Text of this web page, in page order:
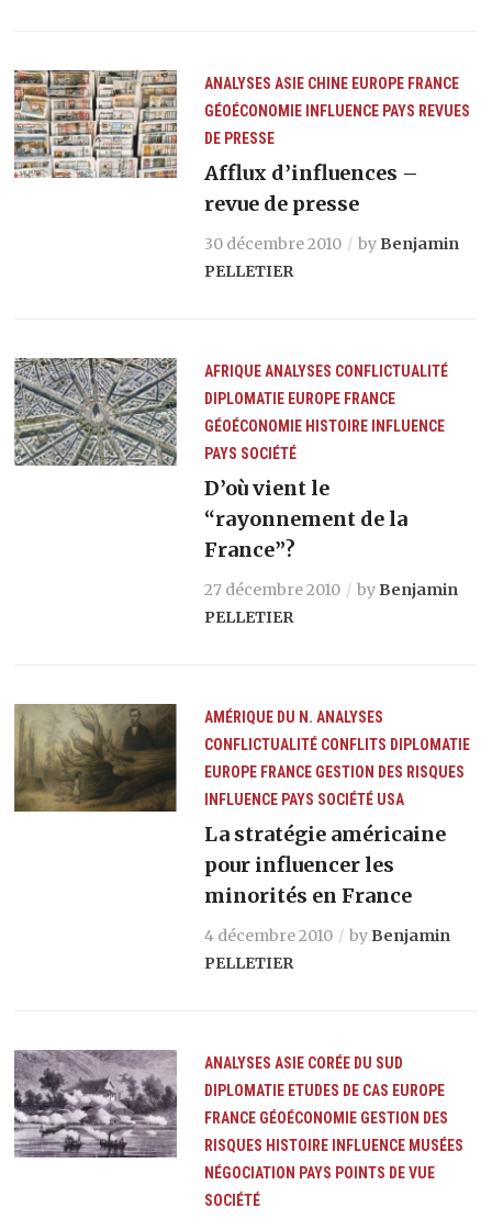
ANALYSES ASIE CHINE EUROPE FRANCE
GÉOÉCONOMIE
INFLUENCE PAYS REVUES
DE PRESSE
Afflux d’influences –
revue de presse
30 décembre 2010 by Benjamin
PELLETIER
AFRIQUEANALYSES CONFLICTUALITÉ
DIPLOMATIE EUROPE FRANCE
GÉOÉCONOMIE HISTOIRE
INFLUENCE
PAYS SOCIÉTÉ
D’où vient le
“rayonnement de la
France”?
27 décembre 2010 by Benjamin
PELLETIER
AMÉRIQUE DU N. ANALYSES
CONFLICTUALITÉ CONFLITS DIPLOMATIE
EUROPE FRANCE GESTION DES RISQUES
INFLUENCE PAYS SOCIÉTÉ USA
La stratégie américaine
pour influencer les
minorités en France
4 décembre 2010 by Benjamin
PELLETIER
ANALYSES ASIE CORÉE DU SUD
DIPLOMATIE ETUDES DE CAS EUROPE
FRANCE GÉOÉCONOMIE GESTION DES
RISQUES HISTOIRE INFLUENCE MUSÉES
NÉGOCIATION PAYS POINTS DE VUE
SOCIÉTÉ